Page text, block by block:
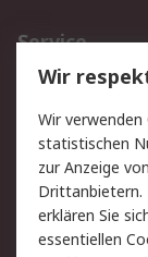
Service
Value Added
Hilfe
Rechtliches
AGB
Wir
Wir
statistischen
zur Anzeige
Drittanbietern.
erklären Sie
essentiellen